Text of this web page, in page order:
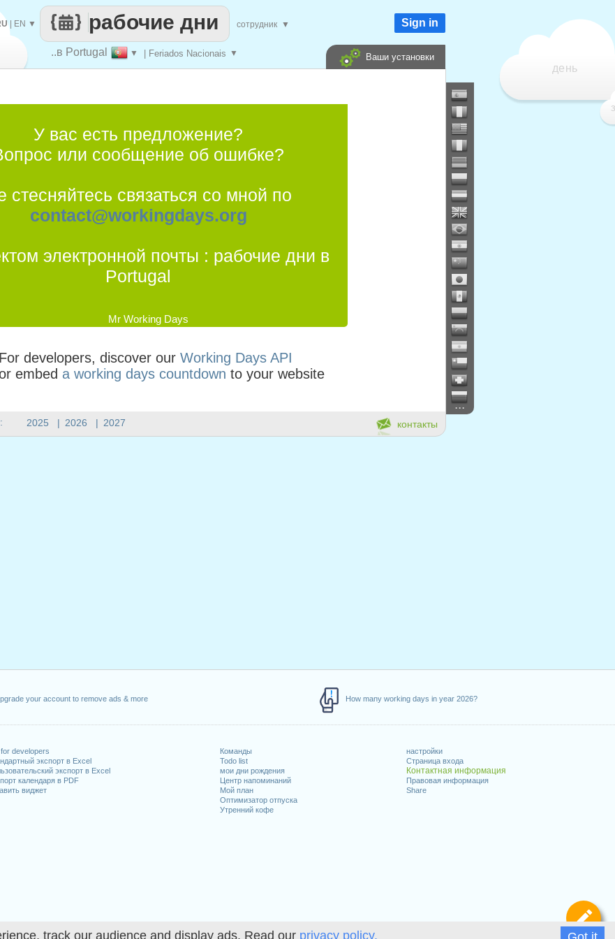
track our audience and display ads. Read our privacy policy.
your account to remove ads & more How many working days in year 2026?
developers
экспорт в Excel
экспорт в Excel
календаря в PDF
виджет
Команды
Todo list
мои дни рождения
Центр напоминаний
Мой план
Оптимизатор отпуска
Утренний кофе
настройки
Страница входа
Контактная информация
Правовая информация
Share
день
..в Portugal ▼ | Feriados Nacionais ▼
рабочие дни
| EN ▼ сотрудник ▼ Sign in
Ваши установки
2025 | 2026 | 2027
...
контакты
У вас есть предложение?
или сообщение об ошибке?
стесняйтесь связаться со мной по
contact@workingdays.org
электронной почты : рабочие дни в
Portugal
Mr Working Days
For developers, discover our Working Days API
embed a working days countdown to your website